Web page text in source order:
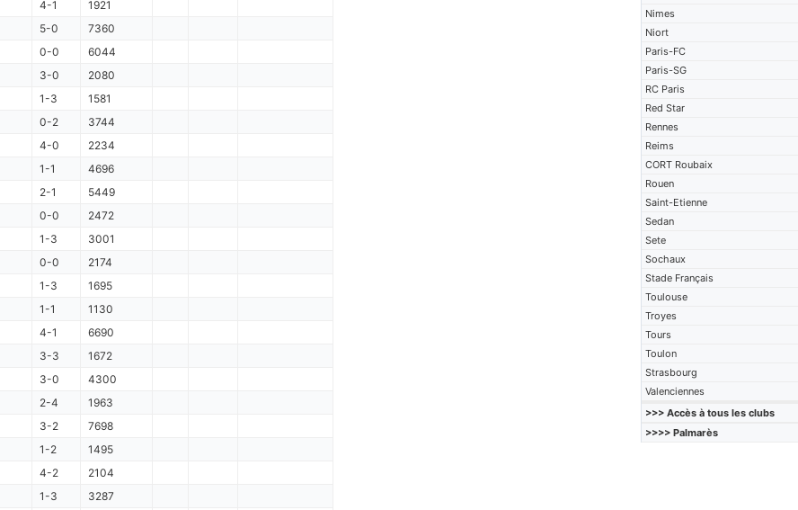
Nimes
Niort
Paris-FC
Paris-SG
RC Paris
Red Star
Rennes
Reims
CORT Roubaix
Rouen
Saint-Etienne
Sedan
Sete
Sochaux
Stade Français
Toulouse
Troyes
Tours
Toulon
Strasbourg
Valenciennes
>>> Accès à tous les clubs
>>>> Palmarès
4-1
1921
5-0
7360
0-0
6044
3-0
2080
1-3
1581
0-2
3744
4-0
2234
1-1
4696
2-1
5449
0-0
2472
1-3
3001
0-0
2174
1-3
1695
1-1
1130
4-1
6690
3-3
1672
3-0
4300
2-4
1963
3-2
7698
1-2
1495
4-2
2104
1-3 3287